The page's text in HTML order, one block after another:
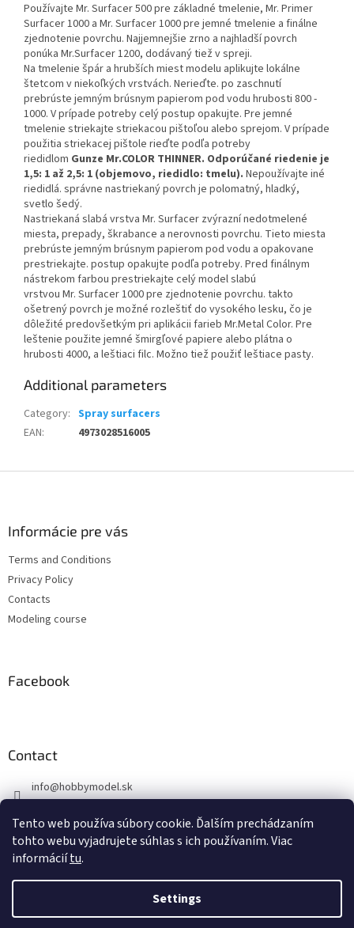
Tento web používa súbory cookie. Ďalším prechádzaním
tohto webu vyjadrujete súhlas s ich používaním. Viac
informáciítu.
Settings
Používajte Mr. Surfacer 500 pre základné tmelenie, Mr. Primer
Surfacer 1000 a Mr. Surfacer 1000 pre jemné tmelenie a finálne
zjednotenie povrchu. Najjemnejšie zrno a najhladší povrch
ponúka Mr.Surfacer 1200, dodávaný tiež v spreji.
Na tmelenie špár a hrubších miest modelu aplikujte lokálne
štetcom v niekoľkých vrstvách. Nerieďte. po zaschnutí
prebrúste jemným brúsnym papierom pod vodu hrubosti 800 -
1000. V prípade potreby celý postup opakujte. Pre jemné
tmelenie striekajte striekacou pištoľou alebo sprejom. V prípade
použitia striekacej pištole rieďte podľa potreby
riedidlom Gunze Mr.COLOR THINNER. Odporúčané riedenie je
1,5: 1 až 2,5: 1 (objemovo, riedidlo: tmelu). Nepoužívajte iné
riedidlá. správne nastriekaný povrch je polomatný, hladký,
svetlo šedý.
Nastriekaná slabá vrstva Mr. Surfacer zvýrazní nedotmelené
miesta, prepady, škrabance a nerovnosti povrchu. Tieto miesta
prebrúste jemným brúsnym papierom pod vodu a opakovane
prestriekajte. postup opakujte podľa potreby. Pred finálnym
nástrekom farbou prestriekajte celý model slabú
vrstvou Mr. Surfacer 1000 pre zjednotenie povrchu. takto
ošetrený povrch je možné rozleštiť do vysokého lesku, čo je
dôležité predovšetkým pri aplikácii farieb Mr.Metal Color. Pre
leštenie použite jemné šmirgľové papiere alebo plátna o
hrubosti 4000, a leštiaci filc. Možno tiež použiť leštiace pasty.
Additional parameters
Category: Spray surfacers
EAN: 4973028516005
Informácie pre vás
Terms and Conditions
Privacy Policy
Contacts
Modeling course
Facebook
Contact
info@hobbymodel.sk
https://www.facebook.com/hobbymodel.sk
Created by Shoptet